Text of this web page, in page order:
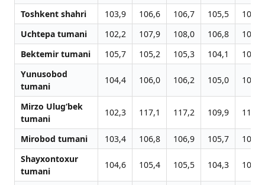
Toshkent shahri 103,9 106,6 106,7 105,5
107,0
Uchtepa tumani
102,2 107,9 108,0 106,8
108,3
Bektemir tumani
105,7 105,2 105,3 104,1
105,6
Yunusobod
tumani
104,4 106,0 106,2 105,0 106,5
Mirzo Ulug‘bek
tumani
102,3 117,1 117,2 109,9 111,5
Mirobod tumani 103,4 106,8 106,9 105,7
107,2
Shayxontoxur
tumani
104,6 105,4 105,5 104,3 105,8